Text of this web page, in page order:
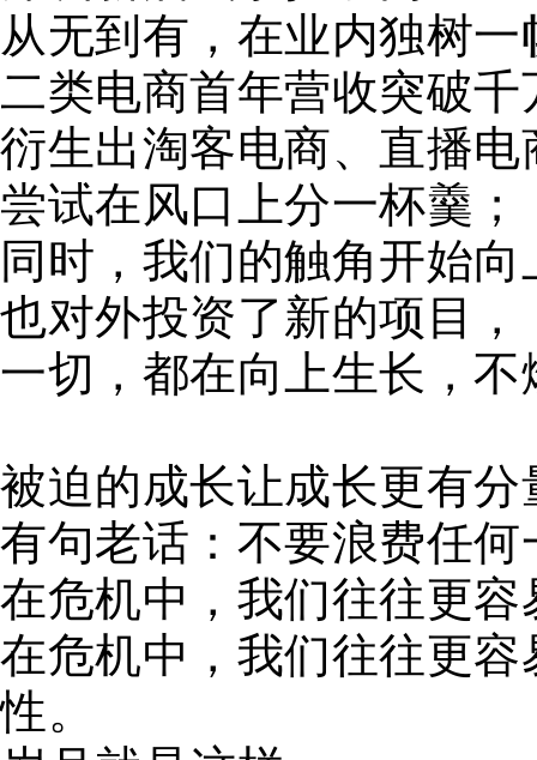
从无到有，在业内独树
二类电商首年营收突破千
衍生出淘客电商、直播
尝试在风口上分一杯羹；
同时，我们的触角开始
也对外投资了新的项目，
一切，都在向上生长，
被迫的成长让成长更有分
有句老话：不要浪费任
在危机中，我们往往更
在危机中，我们往往更
性。